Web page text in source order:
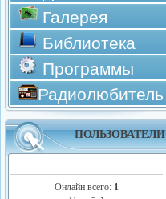
Галерея
Библиотека
Программы
Радиолюбитель
ПОЛЬЗОВАТЕЛИ
Онлайн всего: 1